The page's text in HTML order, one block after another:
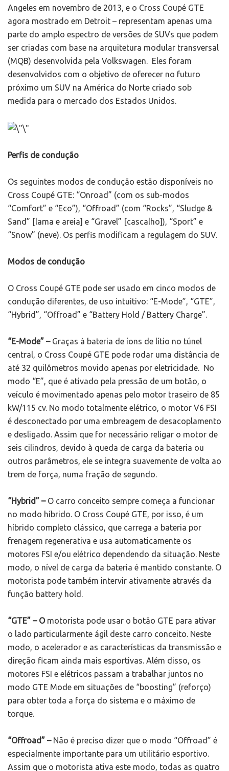
Angeles em novembro de 2013, e o Cross Coupé GTE
agora mostrado em Detroit – representam apenas uma
parte do amplo espectro de versões de SUVs que podem
ser criadas com base na arquitetura modular transversal
(MQB) desenvolvida pela Volkswagen. Eles foram
desenvolvidos com o objetivo de oferecer no futuro
próximo um SUV na América do Norte criado sob
medida para o mercado dos Estados Unidos.
Perfis de condução
Os seguintes modos de condução estão disponíveis no
Cross Coupé GTE: “Onroad” (com os sub-modos
“Comfort” e “Eco”), “Offroad” (com “Rocks”, “Sludge &
Sand” [lama e areia] e “Gravel” [cascalho]), “Sport” e
“Snow” (neve). Os perfis modificam a regulagem do SUV.
Modos de condução
O Cross Coupé GTE pode ser usado em cinco modos de
condução diferentes, de uso intuitivo: “E-Mode”, “GTE”,
“Hybrid”, “Offroad” e “Battery Hold / Battery Charge”.
“E-Mode” – Graças à bateria de íons de lítio no túnel
central, o Cross Coupé GTE pode rodar uma distância de
até 32 quilômetros movido apenas por eletricidade. No
modo “E”, que é ativado pela pressão de um botão, o
veículo é movimentado apenas pelo motor traseiro de 85
kW/115 cv. No modo totalmente elétrico, o motor V6 FSI
é desconectado por uma embreagem de desacoplamento
e desligado. Assim que for necessário religar o motor de
seis cilindros, devido à queda de carga da bateria ou
outros parâmetros, ele se integra suavemente de volta ao
trem de força, numa fração de segundo.
“Hybrid” – O carro conceito sempre começa a funcionar
no modo híbrido. O Cross Coupé GTE, por isso, é um
híbrido completo clássico, que carrega a bateria por
frenagem regenerativa e usa automaticamente os
motores FSI e/ou elétrico dependendo da situação. Neste
modo, o nível de carga da bateria é mantido constante. O
motorista pode também intervir ativamente através da
função battery hold.
“GTE” – Omotorista pode usar o botão GTE para ativar
o lado particularmente ágil deste carro conceito. Neste
modo, o acelerador e as características da transmissão e
direção ficam ainda mais esportivas. Além disso, os
motores FSI e elétricos passam a trabalhar juntos no
modo GTE Mode em situações de “boosting” (reforço)
para obter toda a força do sistema e o máximo de
torque.
“Offroad” – Não é preciso dizer que o modo “Offroad” é
especialmente importante para um utilitário esportivo.
Assim que o motorista ativa este modo, todas as quatro